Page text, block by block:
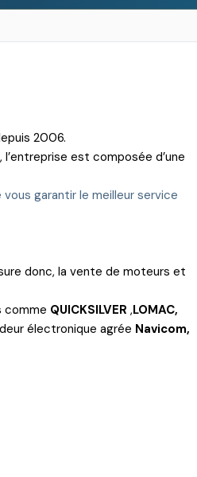
2006.
est composée d’une
vous garantir le meilleur service
donc, la vente de moteurs et
comme QUICKSILVER ,LOMAC,
électronique agrée Navicom,